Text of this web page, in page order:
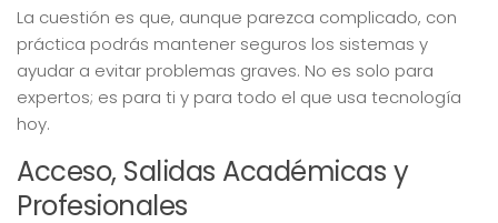
La cuestión es que, aunque parezca complicado, con
práctica podrás mantener seguros los sistemas y
ayudar a evitar problemas graves. No es solo para
expertos; es para ti y para todo el que usa tecnología
hoy.
Acceso, Salidas Académicas y
Profesionales